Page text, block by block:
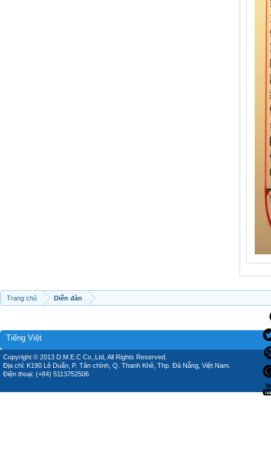
Trang chủ Diễn đàn
Tiếng Việt
Copyright © 2013 D.M.E.C Co.,Ltd, All Rights Reserved.
Địa chỉ: K190 Lê Duẩn, P. Tân chính, Q. Thanh Khê, Thp. Đà Nẵng, Việt Nam.
Điện thoại: (+84) 5113752506